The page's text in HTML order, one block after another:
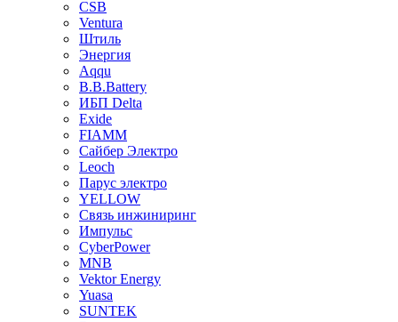
CSB
Ventura
Штиль
Энергия
Aqqu
B.B.Bаttery
ИБП Delta
Exide
FIAMM
Сайбер Электро
Leoch
Парус электро
YELLOW
Связь инжиниринг
Импульс
CyberPower
MNB
Vektor Energy
Yuasa
SUNTEK